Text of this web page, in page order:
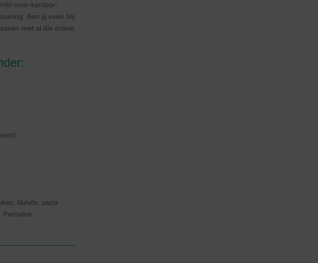
voor-kantoor-
Ben jij even blij
met al die online
, Nutella, pasta
Permalink.